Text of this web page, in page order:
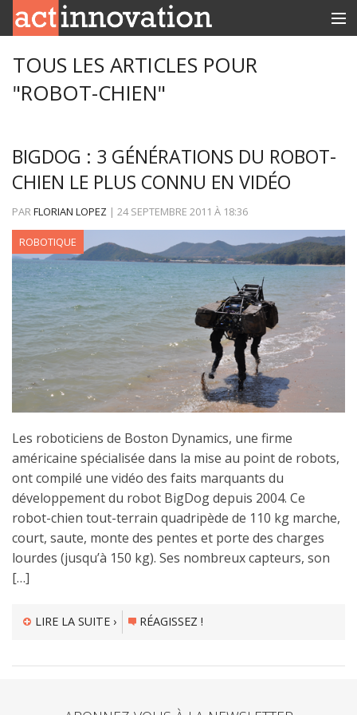
INNOBOX
TOUS LES ARTICLES POUR
"ROBOT-CHIEN"
BIGDOG : 3 GÉNÉRATIONS DU ROBOT-
CHIEN LE PLUS CONNU EN VIDÉO
PARFLORIAN LOPEZ | 24 SEPTEMBRE 2011 À 18:36
ROBOTIQUE
Les roboticiens de Boston Dynamics, une firme
américaine spécialisée dans la mise au point de robots,
ont compilé une vidéo des faits marquants du
développement du robot BigDog depuis 2004. Ce
robot-chien tout-terrain quadripède de 110 kg marche,
court, saute, monte des pentes et porte des charges
lourdes (jusqu’à 150 kg). Ses nombreux capteurs, son
[…]
LIRE LA SUITE › RÉAGISSEZ !